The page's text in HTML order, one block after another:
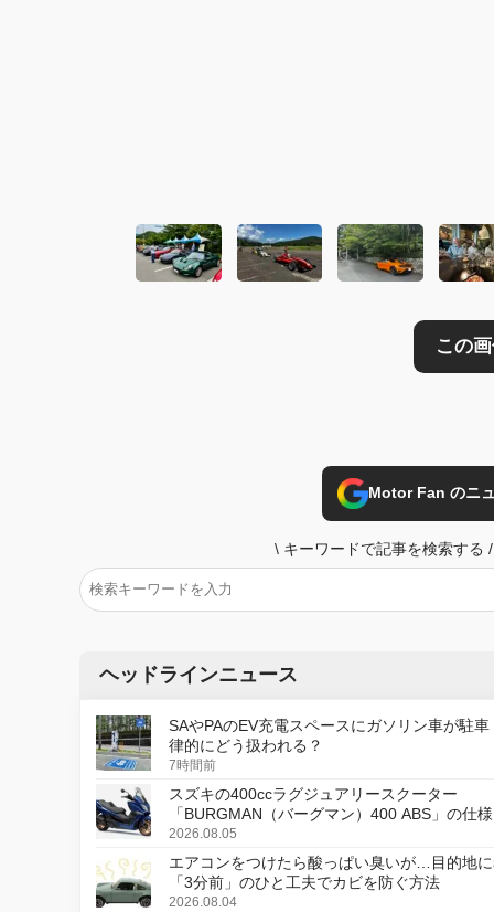
Motor Fan のニ
\ キーワードで記事を検索する /
ヘッドラインニュース
SAやPAのEV充電スペースにガソリン車が駐車
律的にどう扱われる？
7時間前
スズキの400ccラグジュアリースクーター
「BURGMAN（バーグマン）400 ABS」の仕
更し、8月18日に発売
2026.08.05
エアコンをつけたら酸っぱい臭いが…目的地
「3分前」のひと工夫でカビを防ぐ方法
2026.08.04